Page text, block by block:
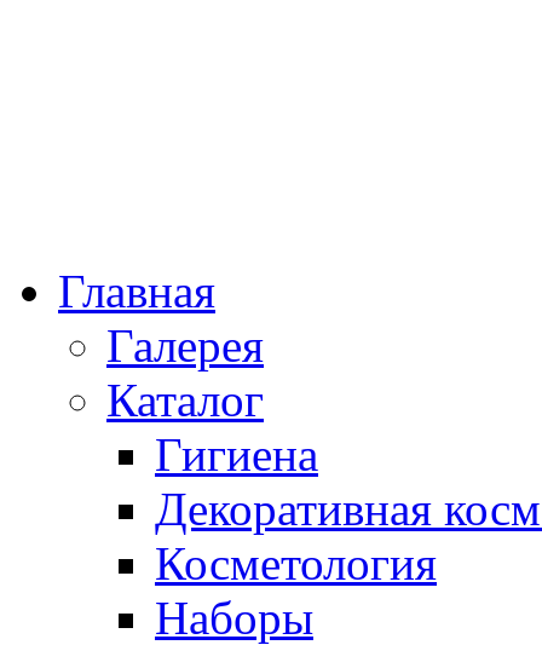
Главная
Галерея
Каталог
Гигиена
Декоративная
Косметология
Наборы